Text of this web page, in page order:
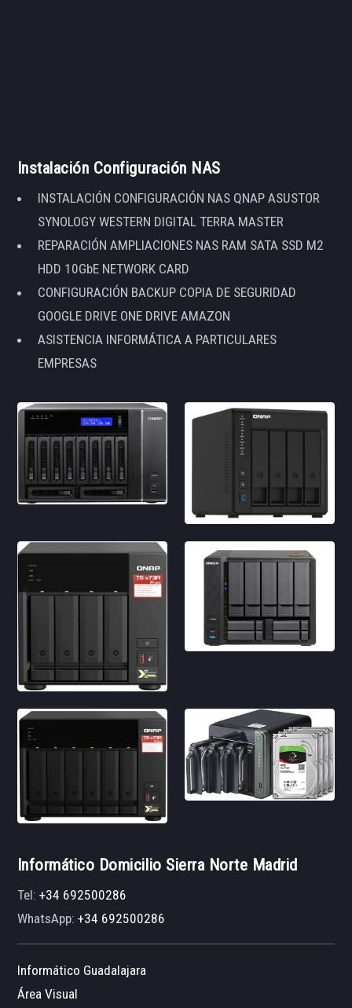
Instalación Configuración NAS
INSTALACIÓN CONFIGURACIÓN NAS QNAP ASUSTOR
SYNOLOGY WESTERN DIGITAL TERRA MASTER
REPARACIÓN AMPLIACIONES NAS RAM SATA SSD M2
HDD 10GbE NETWORK CARD
CONFIGURACIÓN BACKUP COPIA DE SEGURIDAD
GOOGLE DRIVE ONE DRIVE AMAZON
ASISTENCIA INFORMÁTICA A PARTICULARES
EMPRESAS
Informático Domicilio Sierra Norte Madrid
Tel:+34 692500286
WhatsApp:+34 692500286
Informático Guadalajara
Área Visual